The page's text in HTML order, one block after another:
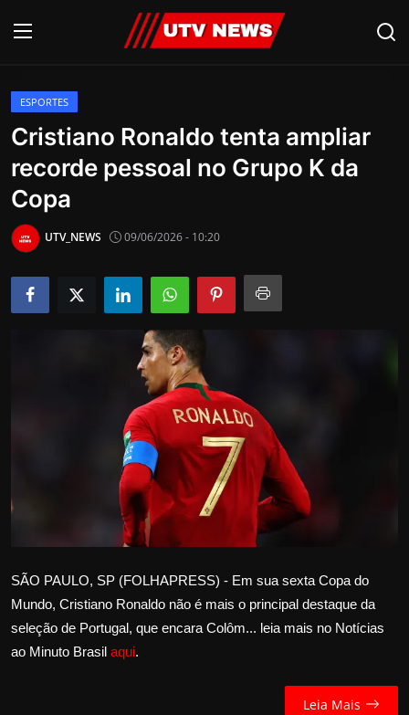
AO VIVO
PIRACICABA
CAMPINAS
LIMEIRA
ESPIRITO SANTO
Política
Saúde
ESPORTES
Cristiano Ronaldo tenta ampliar
recorde pessoal no Grupo K da
Copa
UTV_NEWS 09/06/2026 - 10:20
SÃO PAULO, SP (FOLHAPRESS) - Em sua sexta Copa do
Mundo, Cristiano Ronaldo não é mais o principal destaque da
seleção de Portugal, que encara Colôm... leia mais no Notícias
ao Minuto Brasil aqui.
Leia Mais